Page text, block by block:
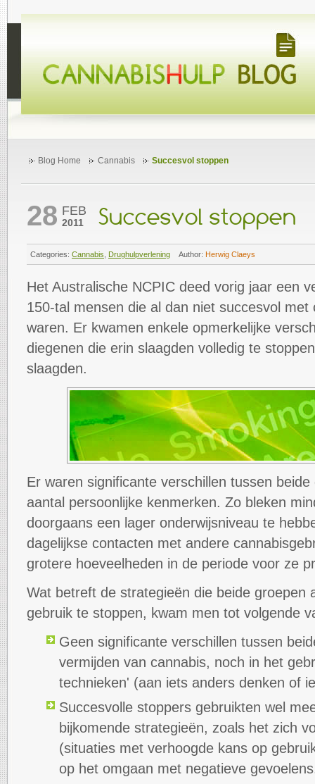
28 FEB
2011 Succesvol stoppen
Categories: Cannabis Drughulpverlening Author: Herwig Claeys
Het Australische NCPIC deed vorig jaar een
150-tal mensen die al dan niet succesvol met
waren. Er kwamen enkele opmerkelijke
diegenen die erin slaagden volledig te
slaagden.
Er waren significante verschillen tussen
aantal persoonlijke kenmerken. Zo bleken
doorgaans een lager onderwijsniveau te
dagelijkse contacten met andere
grotere hoeveelheden in de periode voor ze
Wat betreft de strategieën die beide groepen
gebruik te stoppen, kwam men tot volgende
Geen significante verschillen tussen
vermijden van cannabis, noch in het
technieken' (aan iets anders denken of
Succesvolle stoppers gebruikten wel
bijkomende strategieën, zoals het zich
(situaties met verhoogde kans op
op het omgaan met negatieve
Blog Home Cannabis Succesvol stoppen